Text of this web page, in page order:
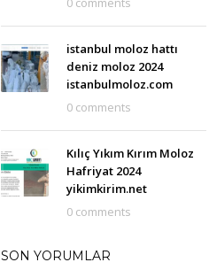
istanbul moloz hattı
deniz moloz 2024
istanbulmoloz.com
0 comments
Kılıç Yıkım Kırım Moloz
Hafriyat 2024
yikimkirim.net
0 comments
SON YORUMLAR